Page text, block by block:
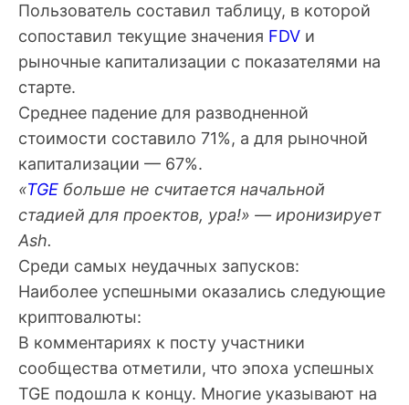
Пользователь составил таблицу, в которой
сопоставил текущие значения FDV и
рыночные капитализации с показателями на
старте.
Среднее падение для разводненной
стоимости составило 71%, а для рыночной
капитализации — 67%.
«TGE больше не считается начальной
стадией для проектов, ура!» — иронизирует
Ash.
Среди самых неудачных запусков:
Наиболее успешными оказались следующие
криптовалюты:
В комментариях к посту участники
сообщества отметили, что эпоха успешных
TGE подошла к концу. Многие указывают на